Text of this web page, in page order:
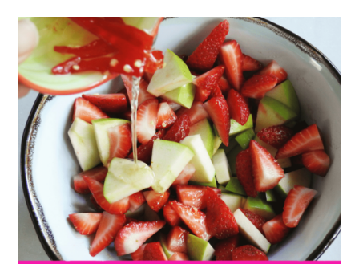
o
p
r
i
m
a
r
y
o
m
a
i
n
c
o
n
o
p
r
i
m
a
r
y